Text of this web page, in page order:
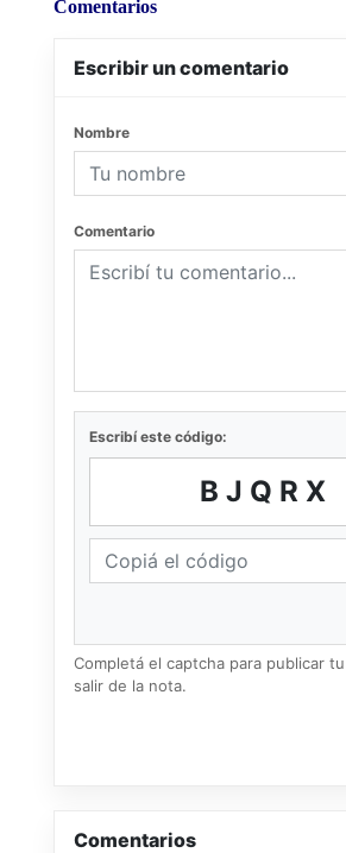
Comentarios
Escribir un comentario
Nombre
Comentario
Escribí este código:
BJQRX
Completá el captcha para publicar
salir de la nota.
Comentarios